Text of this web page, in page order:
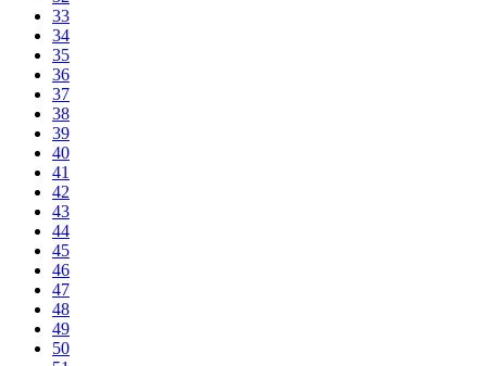
33
34
35
36
37
38
39
40
41
42
43
44
45
46
47
48
49
50